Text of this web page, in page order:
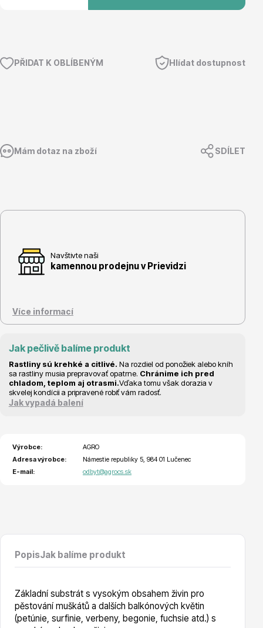
Vodní rostliny
Cibuloviny
Vzrostlé stromy
Nářadí, příslušenství
Postřiky, přípravky
PŘIDAT K OBLÍBENÝM Hlídat dostupnost
Mám dotaz na zboží SDÍLET
Navštivte naši
kamennou prodejnu v Prievidzi
Více informací
Jak pečlivě balíme produkt
Rastliny sú krehké a citlivé. Na rozdiel od ponožiek alebo kníh
sa rastliny musia prepravovať opatrne. Chránime ich pred
chladom, teplom aj otrasmi.Vďaka tomu však dorazia v
skvelej kondícii a pripravené robiť vám radosť.
Jak vypadá balení
Výrobce:
AGRO
Adresa výrobce:
Námestie republiky 5, 984 01 Lučenec
E-mail:
odbyt@agrocs.sk
PopisJak balíme produkt
Základní substrát s vysokým obsahem živin pro
pěstování muškátů a dalších balkónových květin
(petúnie, surfinie, verbeny, begonie, fuchsie atd.) s